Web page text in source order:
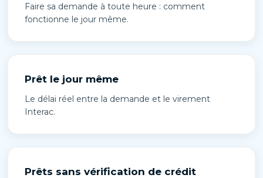
Faire sa demande à toute heure : comment
fonctionne le jour même.
Prêt le jour même
Le délai réel entre la demande et le virement
Interac.
Prêts sans vérification de crédit